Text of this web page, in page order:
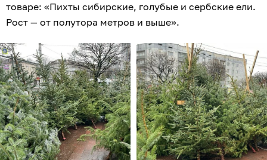
товаре: «Пихты сибирские, голубые и сербские ели.
Рост — от полутора метров и выше».